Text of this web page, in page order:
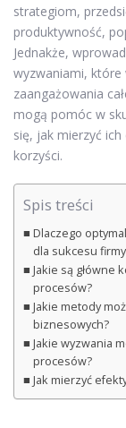
strategiom,
produktywność,
Jednakże,
wyzwaniami, które
zaangażowania
mogą pomóc w
się, jak mierzyć
korzyści.
Spis treści
Dlaczego
dla sukcesu
Jakie są główne
procesów?
Jakie metody
biznesowych?
Jakie wyzwania
procesów?
Jak mierzyć